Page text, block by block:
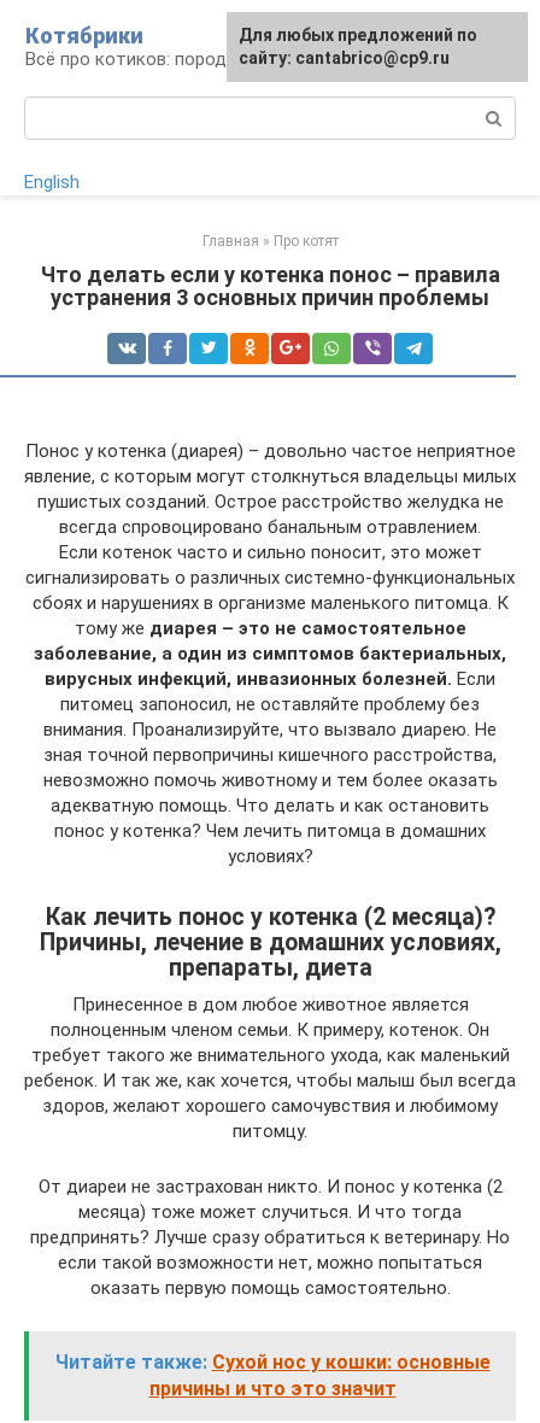
контенту
Котябрики
Всё про котиков: породы, содержание, уход
English
Главная » Про котят
Что делать если у котенка понос – правила
устранения 3 основных причин проблемы
Понос у котенка (диарея) – довольно частое неприятное
явление, с которым могут столкнуться владельцы милых
пушистых созданий. Острое расстройство желудка не
всегда спровоцировано банальным отравлением.
Если котенок часто и сильно поносит, это может
сигнализировать о различных системно-функциональных
сбоях и нарушениях в организме маленького питомца. К
тому же диарея – это не самостоятельное
заболевание, а один из симптомов бактериальных,
вирусных инфекций, инвазионных болезней. Если
питомец запоносил, не оставляйте проблему без
внимания. Проанализируйте, что вызвало диарею. Не
зная точной первопричины кишечного расстройства,
невозможно помочь животному и тем более оказать
адекватную помощь. Что делать и как остановить
понос у котенка? Чем лечить питомца в домашних
условиях?
Как лечить понос у котенка (2 месяца)?
Причины, лечение в домашних условиях,
препараты, диета
Принесенное в дом любое животное является
полноценным членом семьи. К примеру, котенок. Он
требует такого же внимательного ухода, как маленький
ребенок. И так же, как хочется, чтобы малыш был всегда
здоров, желают хорошего самочувствия и любимому
питомцу.
От диареи не застрахован никто. И понос у котенка (2
месяца) тоже может случиться. И что тогда
предпринять? Лучше сразу обратиться к ветеринару. Но
если такой возможности нет, можно попытаться
оказать первую помощь самостоятельно.
Читайте также: Сухой нос у кошки: основные
причины и что это значит
Для любых предложений по
сайту: cantabrico@cp9.ru